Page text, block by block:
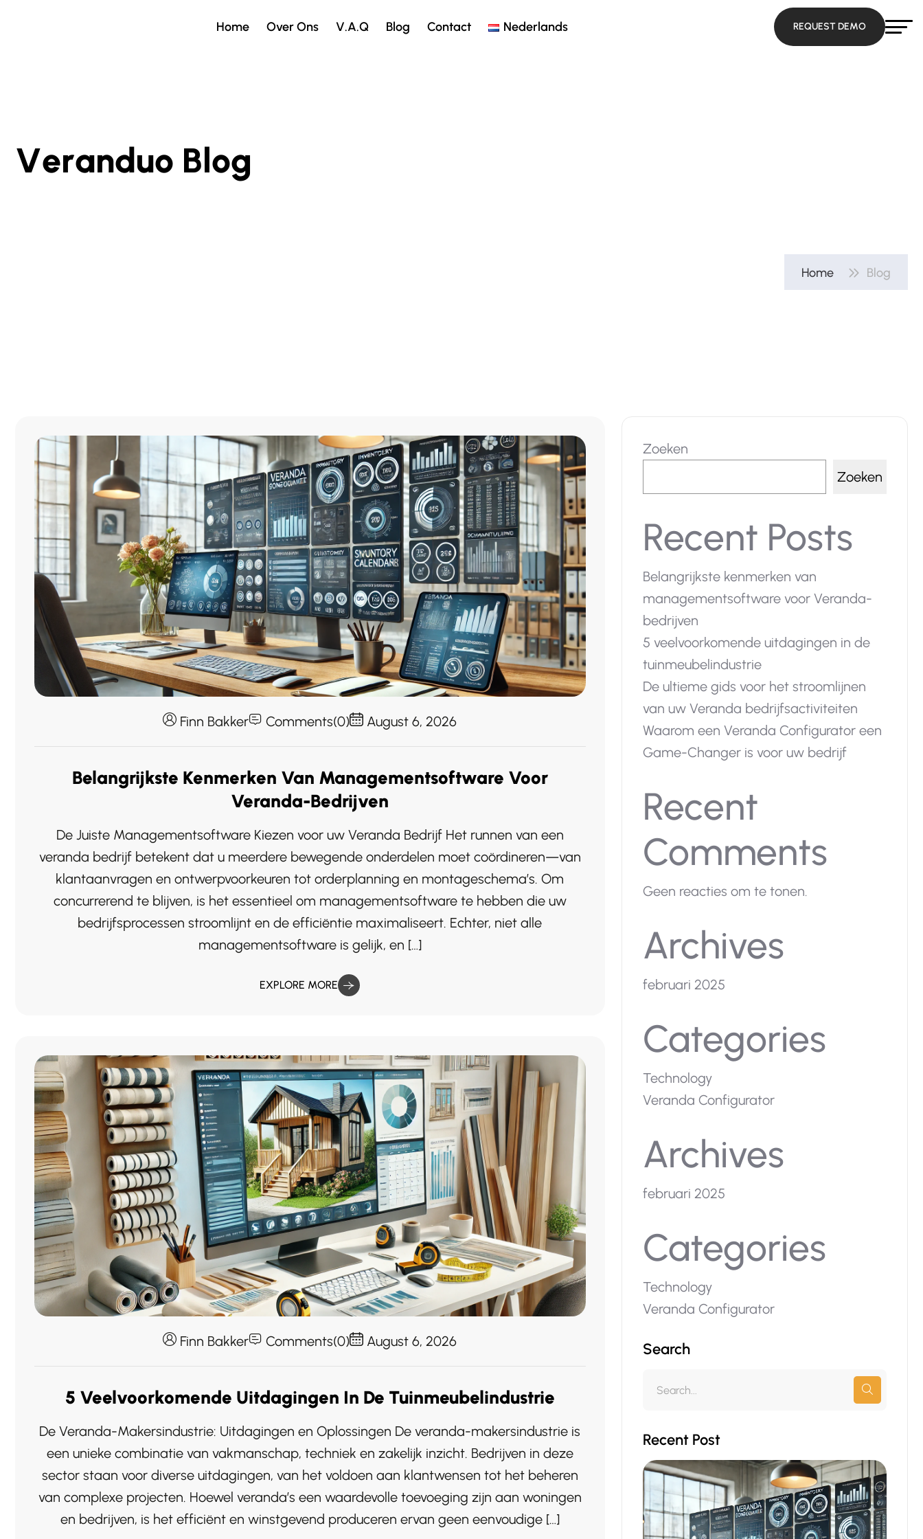
Home Over Ons V.A.Q Blog Contact Nederlands
Veranduo Blog
Home Blog
Finn Bakker Comments(0) August 6, 2026
Belangrijkste Kenmerken Van Managementsoftware Voor
Veranda-Bedrijven
De Juiste Managementsoftware Kiezen voor uw Veranda Bedrijf Het runnen van een
veranda bedrijf betekent dat u meerdere bewegende onderdelen moet coördineren—van
klantaanvragen en ontwerpvoorkeuren tot orderplanning en montageschema’s. Om
concurrerend te blijven, is het essentieel om managementsoftware te hebben die uw
bedrijfsprocessen stroomlijnt en de efficiëntie maximaliseert. Echter, niet alle
managementsoftware is gelijk, en […]
EXPLORE MORE
Finn Bakker Comments(0) August 6, 2026
5 Veelvoorkomende Uitdagingen In De Tuinmeubelindustrie
De Veranda-Makersindustrie: Uitdagingen en Oplossingen De veranda-makersindustrie is
een unieke combinatie van vakmanschap, techniek en zakelijk inzicht. Bedrijven in deze
sector staan voor diverse uitdagingen, van het voldoen aan klantwensen tot het beheren
van complexe projecten. Hoewel veranda’s een waardevolle toevoeging zijn aan woningen
en bedrijven, is het efficiënt en winstgevend produceren ervan geen eenvoudige […]
Zoeken
Zoeken
Recent Posts
Belangrijkste kenmerken van
managementsoftware voor Veranda-
bedrijven
5 veelvoorkomende uitdagingen in de
tuinmeubelindustrie
De ultieme gids voor het stroomlijnen
van uw Veranda bedrijfsactiviteiten
Waarom een Veranda Configurator een
Game-Changer is voor uw bedrijf
Recent
Comments
Geen reacties om te tonen.
Archives
februari 2025
Categories
Technology
Veranda Configurator
Archives
februari 2025
Categories
Technology
Veranda Configurator
Search
Recent Post